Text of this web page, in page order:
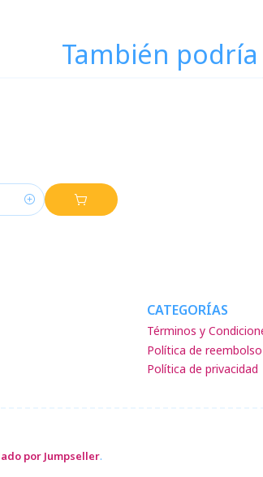
También
CATEGORÍAS
Términos y
Política de reembolso
Política de privacidad
por Jumpseller.